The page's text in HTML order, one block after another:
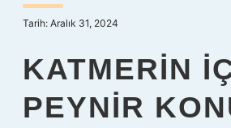
Hakkımızda
Tarih: Aralık 31, 2024
KATMERIN
PEYNIR